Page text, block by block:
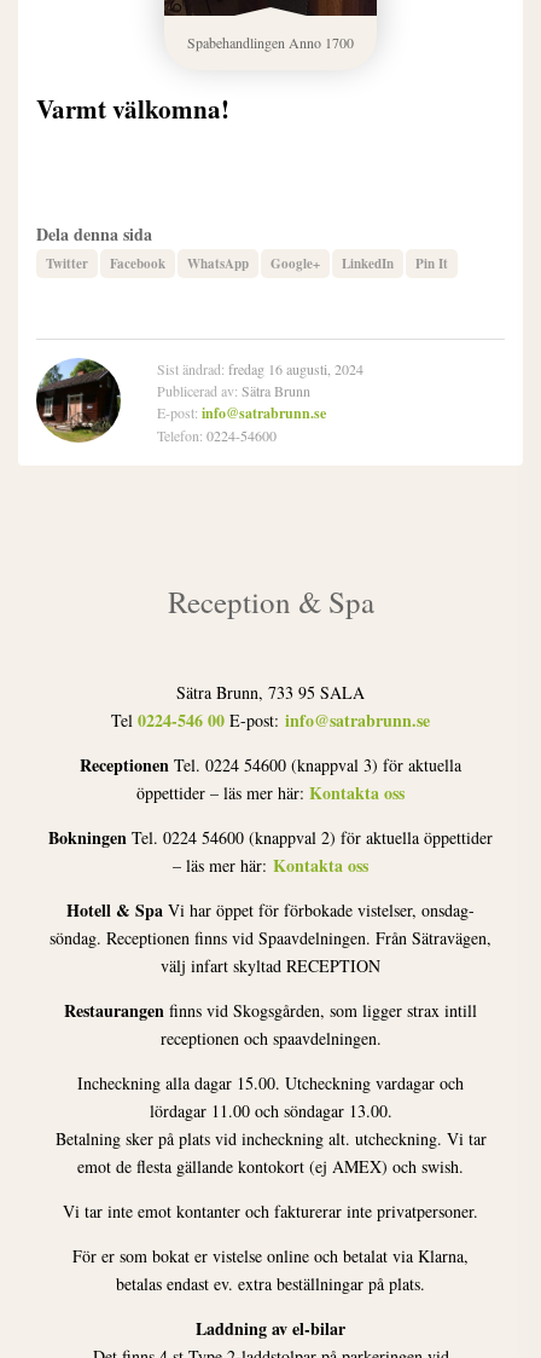
Spabehandlingen Anno 1700
Varmt välkomna!
Dela denna sida
Twitter Facebook WhatsApp Google+ LinkedIn Pin It
Sist ändrad: fredag 16 augusti, 2024
Publicerad av: Sätra Brunn
E-post: info@satrabrunn.se
Telefon: 0224-54600
Reception & Spa
Sätra Brunn, 733 95 SALA
Tel 0224-546 00 E-post: info@satrabrunn.se
Receptionen Tel. 0224 54600 (knappval 3) för aktuella
öppettider – läs mer här: Kontakta oss
Bokningen Tel. 0224 54600 (knappval 2) för aktuella öppettider
– läs mer här: Kontakta oss
Hotell & Spa Vi har öppet för förbokade vistelser, onsdag-
söndag. Receptionen finns vid Spaavdelningen. Från Sätravägen,
välj infart skyltad RECEPTION
Restaurangen finns vid Skogsgården, som ligger strax intill
receptionen och spaavdelningen.
Incheckning alla dagar 15.00. Utcheckning vardagar och
lördagar 11.00 och söndagar 13.00.
Betalning sker på plats vid incheckning alt. utcheckning. Vi tar
emot de flesta gällande kontokort (ej AMEX) och swish.
Vi tar inte emot kontanter och fakturerar inte privatpersoner.
För er som bokat er vistelse online och betalat via Klarna,
betalas endast ev. extra beställningar på plats.
Laddning av el-bilar